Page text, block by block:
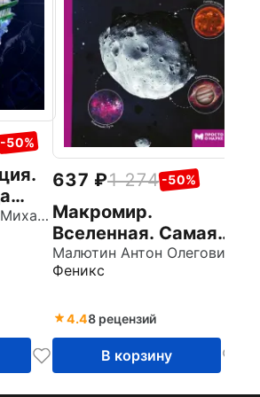
-50%
Белокрыс Алексей Михайлович
637 1 274 -50%
Макромир.
Вселенная. Самая
умная энциклопедия
Малютин Антон Олегович
Феникс
4.48 рецензий
В корзину